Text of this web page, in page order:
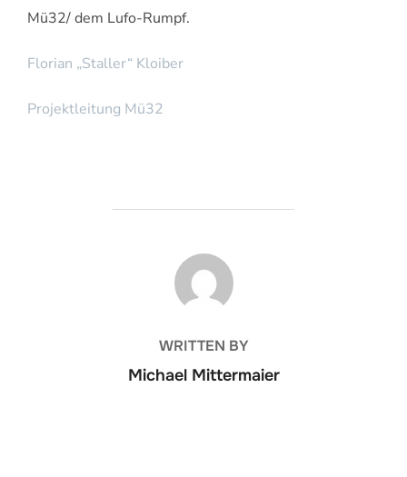
Mü32/ dem Lufo-Rumpf.
Florian „Staller“ Kloiber
Projektleitung Mü32
BEITRAGSAUTOR
WRITTEN BY
Michael Mittermaier